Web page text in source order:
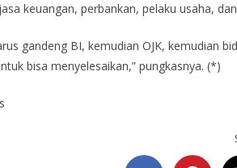
keuangan, perbankan, pelaku usaha,
gandeng BI, kemudian OJK, kemudian
bisa menyelesaikan,” pungkasnya. (*)